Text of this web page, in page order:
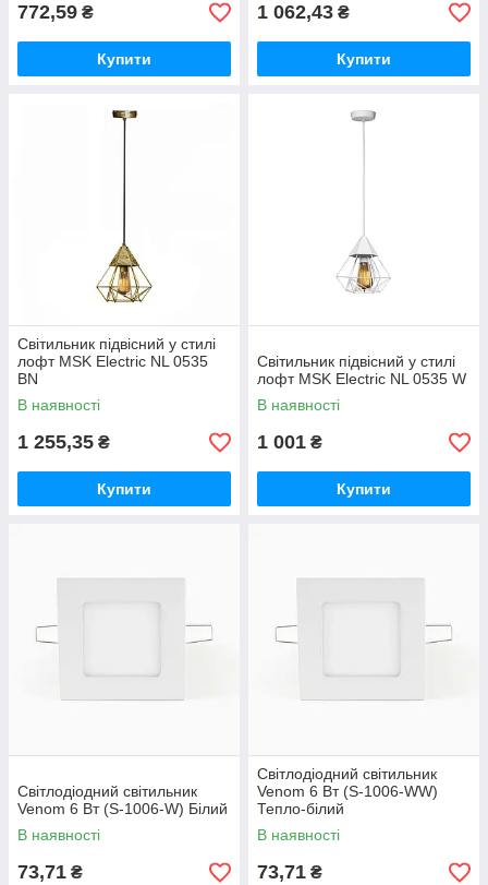
772,59 ₴
Купити
1 062,43 ₴
Купити
Світильник підвісний у стилі
лофт MSK Electric NL 0535
BN
В наявності
1 255,35 ₴
Купити
Світильник підвісний у стилі
лофт MSK Electric NL 0535 W
В наявності
1 001 ₴
Купити
Світлодіодний світильник
Venom 6 Вт (S-1006-W) Білий
В наявності
73,71 ₴
Світлодіодний світильник
Venom 6 Вт (S-1006-WW)
Тепло-білий
В наявності
73,71 ₴